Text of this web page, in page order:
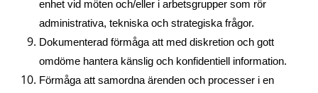
enhet vid möten och/eller i arbetsgrupper som rör
administrativa, tekniska och strategiska frågor.
Dokumenterad förmåga att med diskretion och gott
omdöme hantera känslig och konfidentiell information.
Förmåga att samordna ärenden och processer i en